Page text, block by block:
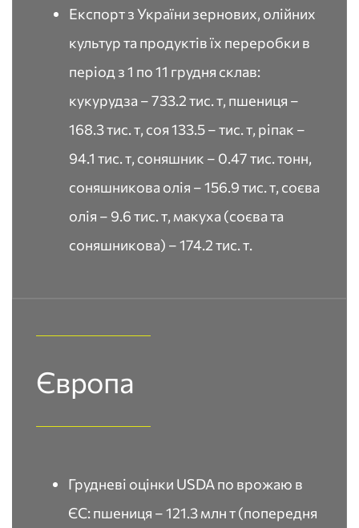
Експорт з України зернових, олійних
культур та продуктів їх переробки в
період з 1 по 11 грудня склав:
кукурудза – 733.2 тис. т, пшениця –
168.3 тис. т, соя 133.5 – тис. т, ріпак –
94.1 тис. т, соняшник – 0.47 тис. тонн,
соняшникова олія – 156.9 тис. т, соєва
олія – 9.6 тис. т, макуха (соєва та
соняшникова) – 174.2 тис. т.
Європа
Грудневі оцінки USDA по врожаю в
ЄС: пшениця – 121.3 млн т (попередня